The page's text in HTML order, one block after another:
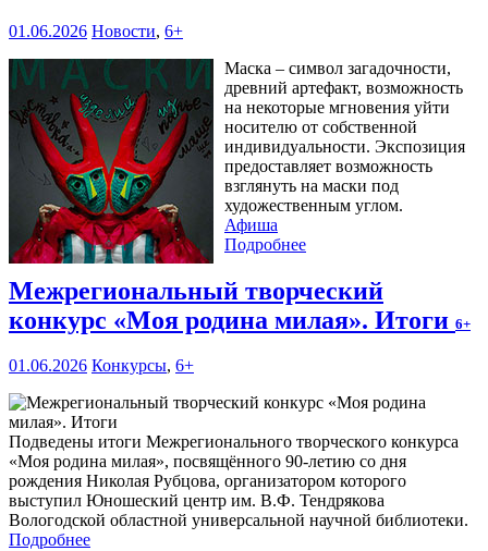
01.06.2026 Новости, 6+
Маска – символ загадочности,
древний артефакт, возможность
на некоторые мгновения уйти
носителю от собственной
индивидуальности. Экспозиция
предоставляет возможность
взглянуть на маски под
художественным углом.
Афиша
Подробнее
Межрегиональный творческий
конкурс «Моя родина милая». Итоги 6+
01.06.2026 Конкурсы, 6+
Подведены итоги Межрегионального творческого конкурса
«Моя родина милая», посвящённого 90-летию со дня
рождения Николая Рубцова, организатором которого
выступил Юношеский центр им. В.Ф. Тендрякова
Вологодской областной универсальной научной библиотеки.
Подробнее